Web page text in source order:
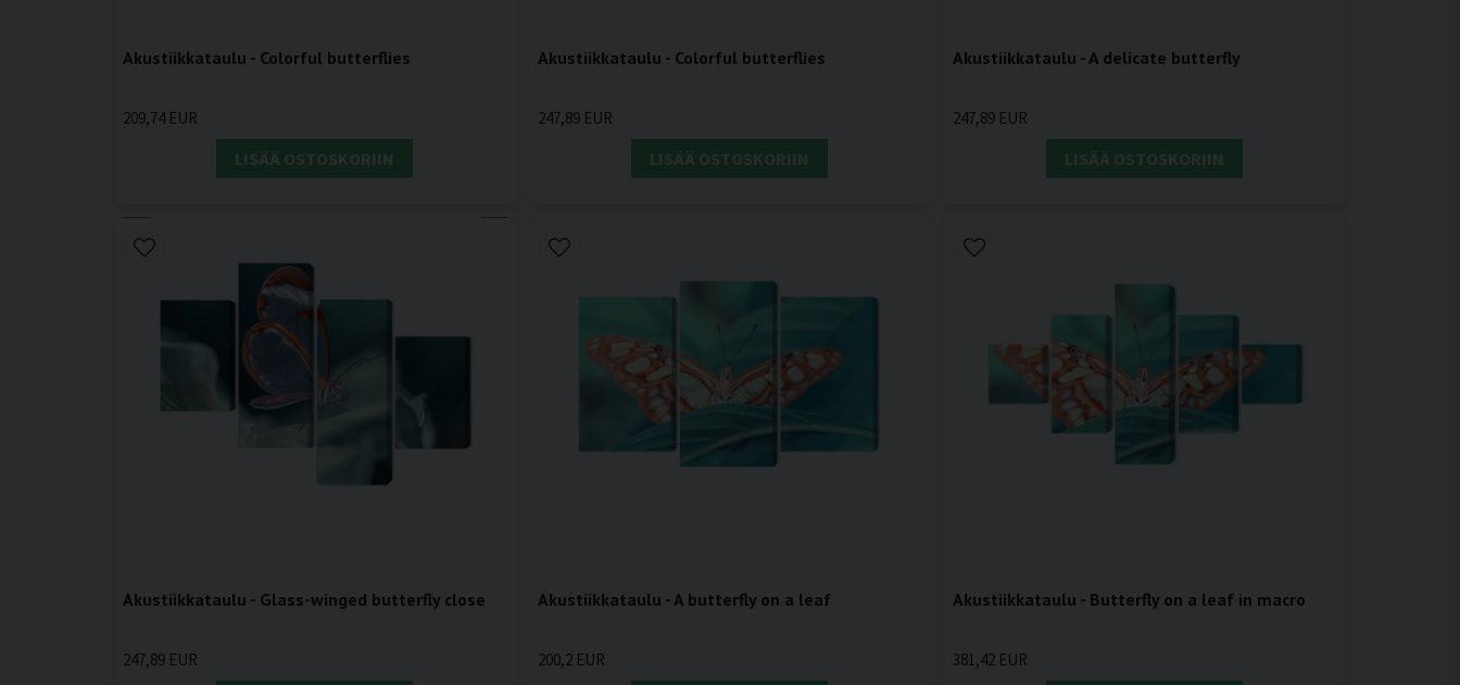
Akustiikkataulu - Colorful butterflies
209,74 EUR
LISÄÄ OSTOSKORIIN
Akustiikkataulu - Colorful butterflies
247,89 EUR
LISÄÄ OSTOSKORIIN
Akustiikkataulu - A delicate butterfly
247,89 EUR
LISÄÄ OSTOSKORIIN
Akustiikkataulu - Glass-winged butterfly close
247,89 EUR
Akustiikkataulu - A butterfly on a leaf
200,2 EUR
Akustiikkataulu - Butterfly on a leaf in macro
381,42 EUR